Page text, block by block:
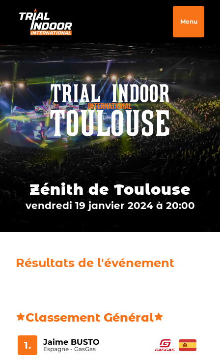
Menu
Zénith de Toulouse
vendredi 19 janvier 2024 à 20:00
Résultats de l'événement
Classement Général
1. Jaime BUSTO
Espagne - GasGas